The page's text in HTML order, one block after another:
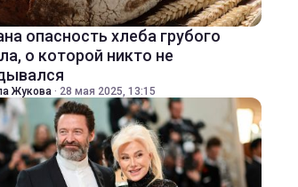
опасность хлеба грубого
о которой никто не
Жукова · 28 мая 2025, 13:15